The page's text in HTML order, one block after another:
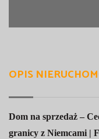
OPIS
Dom na sprzedaż –
granicy z Niemcami |